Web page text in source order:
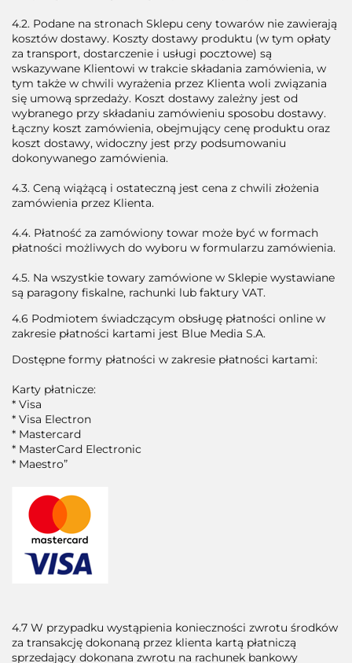
4.2. Podane na stronach Sklepu ceny towarów nie zawierają
kosztów dostawy. Koszty dostawy produktu (w tym opłaty
za transport, dostarczenie i usługi pocztowe) są
wskazywane Klientowi w trakcie składania zamówienia, w
tym także w chwili wyrażenia przez Klienta woli związania
się umową sprzedaży. Koszt dostawy zależny jest od
wybranego przy składaniu zamówieniu sposobu dostawy.
Łączny koszt zamówienia, obejmujący cenę produktu oraz
koszt dostawy, widoczny jest przy podsumowaniu
dokonywanego zamówienia.
4.3. Ceną wiążącą i ostateczną jest cena z chwili złożenia
zamówienia przez Klienta.
4.4. Płatność za zamówiony towar może być w formach
płatności możliwych do wyboru w formularzu zamówienia.
4.5. Na wszystkie towary zamówione w Sklepie wystawiane
są paragony fiskalne, rachunki lub faktury VAT.
4.6 Podmiotem świadczącym obsługę płatności online w
zakresie płatności kartami jest Blue Media S.A.
Dostępne formy płatności w zakresie płatności kartami:
Karty płatnicze:
* Visa
* Visa Electron
* Mastercard
* MasterCard Electronic
* Maestro”
4.7 W przypadku wystąpienia konieczności zwrotu środków
za transakcję dokonaną przez klienta kartą płatniczą
sprzedający dokonana zwrotu na rachunek bankowy